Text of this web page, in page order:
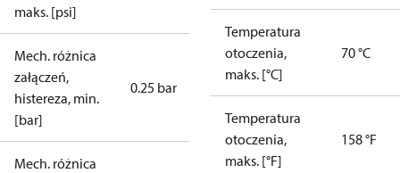
maks. [psi]
Mech. różnica
załączeń,
histereza, min.
[bar]
0.25 bar
Mech. różnica
Temperatura
otoczenia,
maks. [°C]
70 °C
Temperatura
otoczenia,
maks. [°F]
158 °F